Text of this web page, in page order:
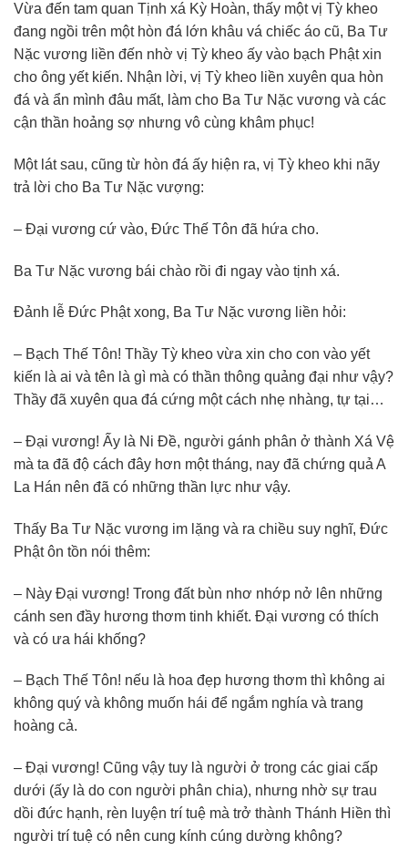
Vừa đến tam quan Tịnh xá Kỳ Hoàn, thấy một vị Tỳ kheo
đang ngồi trên một hòn đá lớn khâu vá chiếc áo cũ, Ba Tư
Nặc vương liền đến nhờ vị Tỳ kheo ấy vào bạch Phật xin
cho ông yết kiến. Nhận lời, vị Tỳ kheo liền xuyên qua hòn
đá và ẩn mình đâu mất, làm cho Ba Tư Nặc vương và các
cận thần hoảng sợ nhưng vô cùng khâm phục!
Một lát sau, cũng từ hòn đá ấy hiện ra, vị Tỳ kheo khi nãy
trả lời cho Ba Tư Nặc vượng:
– Ðại vương cứ vào, Ðức Thế Tôn đã hứa cho.
Ba Tư Nặc vương bái chào rồi đi ngay vào tịnh xá.
Ðảnh lễ Ðức Phật xong, Ba Tư Nặc vương liền hỏi:
– Bạch Thế Tôn! Thầy Tỳ kheo vừa xin cho con vào yết
kiến là ai và tên là gì mà có thần thông quảng đại như vậy?
Thầy đã xuyên qua đá cứng một cách nhẹ nhàng, tự tại…
– Ðại vương! Ấy là Ni Ðề, người gánh phân ở thành Xá Vệ
mà ta đã độ cách đây hơn một tháng, nay đã chứng quả A
La Hán nên đã có những thần lực như vậy.
Thấy Ba Tư Nặc vương im lặng và ra chiều suy nghĩ, Ðức
Phật ôn tồn nói thêm:
– Này Ðại vương! Trong đất bùn nhơ nhớp nở lên những
cánh sen đầy hương thơm tinh khiết. Ðại vương có thích
và có ưa hái khống?
– Bạch Thế Tôn! nếu là hoa đẹp hương thơm thì không ai
không quý và không muốn hái để ngắm nghía và trang
hoàng cả.
– Ðại vương! Cũng vậy tuy là người ở trong các giai cấp
dưới (ấy là do con người phân chia), nhưng nhờ sự trau
dồi đức hạnh, rèn luyện trí tuệ mà trở thành Thánh Hiền thì
người trí tuệ có nên cung kính cúng dường không?